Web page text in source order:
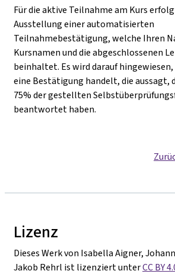
Für die aktive Teilnahme am Kurs
Ausstellung einer automatisierten
Teilnahmebestätigung, welche Ihren
Kursnamen und die abgeschlossenen
beinhaltet. Es wird darauf hingewiesen,
eine Bestätigung handelt, die aussagt,
75% der gestellten
beantwortet haben.
Lizenz
Dieses Werk von Isabella Aigner,
Jakob Rehrl ist lizenziert unterCC BY